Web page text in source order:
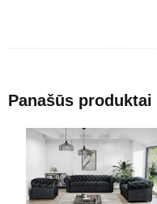
Funkcionalumas
Komplektas turi miego
transformuoti sofą į
patalynės dėžė suteikia
Panašūs produktai